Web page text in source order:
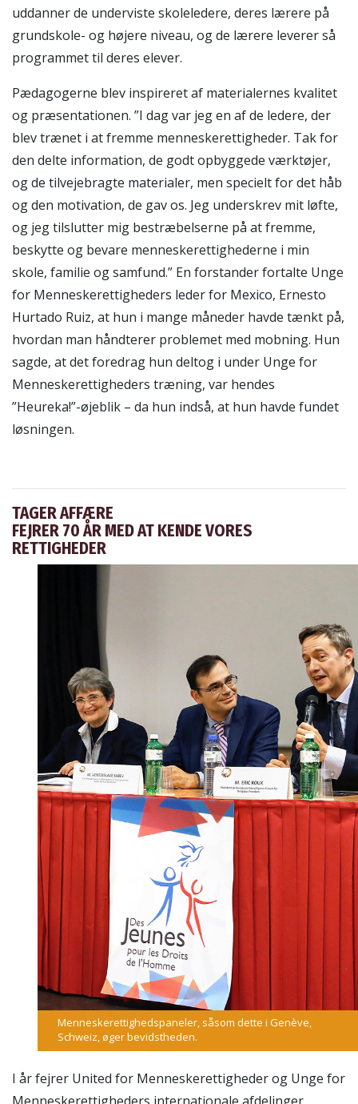
uddanner de underviste skoleledere, deres lærere på
grundskole- og højere niveau, og de lærere leverer så
programmet til deres elever.
Pædagogerne blev inspireret af materialernes kvalitet
og præsentationen. ”I dag var jeg en af de ledere, der
blev trænet i at fremme menneskerettigheder. Tak for
den delte information, de godt opbyggede værktøjer,
og de tilvejebragte materialer, men specielt for det håb
og den motivation, de gav os. Jeg underskrev mit løfte,
og jeg tilslutter mig bestræbelserne på at fremme,
beskytte og bevare menneskerettighederne i min
skole, familie og samfund.” En forstander fortalte Unge
for Menneskerettigheders leder for Mexico, Ernesto
Hurtado Ruiz, at hun i mange måneder havde tænkt på,
hvordan man håndterer problemet med mobning. Hun
sagde, at det foredrag hun deltog i under Unge for
Menneskerettigheders træning, var hendes
”Heureka!”-øjeblik – da hun indså, at hun havde fundet
løsningen.
TAGER AFFÆRE
FEJRER 70 ÅR MED AT KENDE VORES
RETTIGHEDER
Menneskerettighedspaneler, såsom dette i Genève,
Schweiz, øger bevidstheden.
I år fejrer United for Menneskerettigheder og Unge for